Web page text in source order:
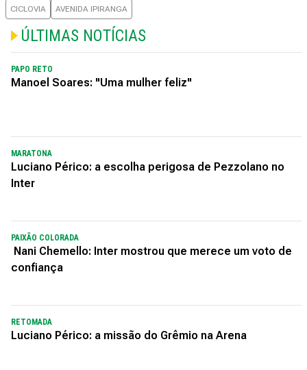
CICLOVIA AVENIDA IPIRANGA
ÚLTIMAS NOTÍCIAS
PAPO RETO
Manoel Soares: "Uma mulher feliz"
MARATONA
Luciano Périco: a escolha perigosa de Pezzolano no
Inter
PAIXÃO COLORADA
Nani Chemello: Inter mostrou que merece um voto de
confiança
RETOMADA
Luciano Périco: a missão do Grêmio na Arena